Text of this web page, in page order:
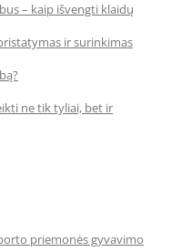
– kaip išvengti klaidų
ir surinkimas
ne tik tyliai, bet ir
priemonės gyvavimo